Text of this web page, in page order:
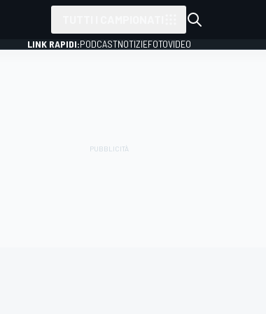
LINK RAPIDI:PODCASTNOTIZIEFOTOVIDEO